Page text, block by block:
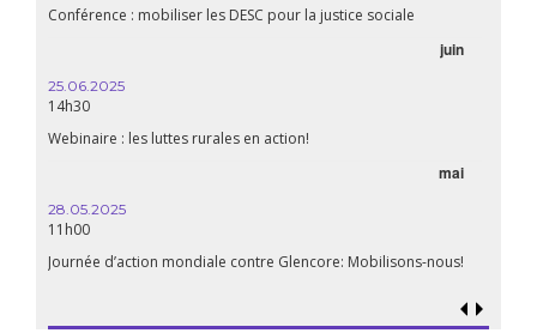
Conférence : mobiliser les DESC pour la justice sociale
juin
25.06.2025
14h30
Webinaire : les luttes rurales en action!
mai
28.05.2025
11h00
Journée d’action mondiale contre Glencore: Mobilisons-nous!